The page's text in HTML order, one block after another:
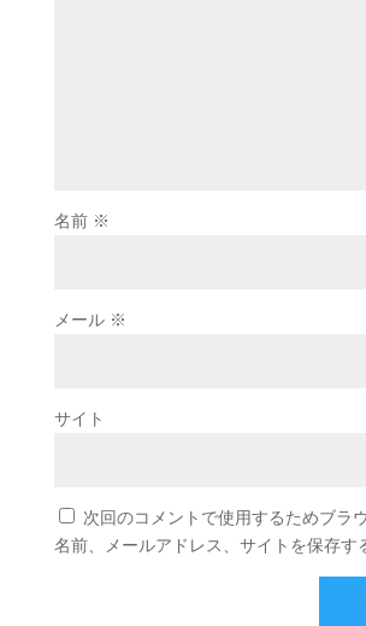
名前 ※
メール ※
サイト
次回のコメントで使用するためブラ
名前、メールアドレス、サイトを保存す